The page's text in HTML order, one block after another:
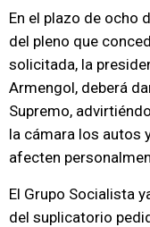
En el plazo de ocho
del pleno que
solicitada, la
Armengol, deberá
Supremo,
la cámara los autos
afecten
El Grupo Socialista
del suplicatorio